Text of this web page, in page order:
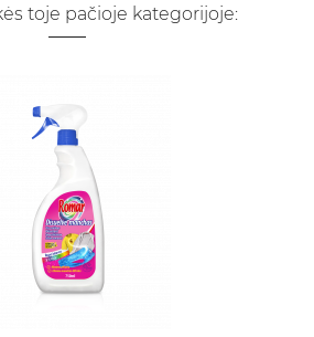
toje pačioje kategorijoje: